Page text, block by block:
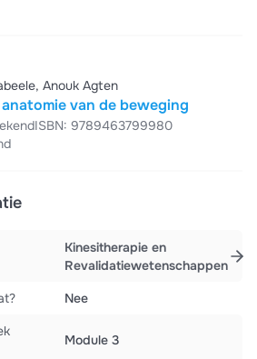
Anouk Agten
van de beweging
ISBN: 9789463799980
Kinesitherapie en
Revalidatiewetenschappen
Nee
Module 3